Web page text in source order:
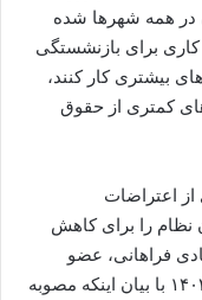
در همه شهرها شده
سال به سابقه کاری برای بازنشستگی
بیشتری کار کنند،
کمتری از حقوق
اعتراضات
نظام را برای کاهش
فراهانی، عضو
کمیسیون اقتصادی مجلس، در تاریخ ۶ آذر ۱۴۰۲ با بیان اینکه مصوبه